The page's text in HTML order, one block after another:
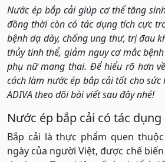
Nước ép bắp cải giúp cơ thể tăng
đồng thời còn có tác dụng tích cực
bệnh dạ dày, chống ung thư, trị đau
thủy tinh thể, giảm nguy cơ mắc
phụ nữ mang thai. Để hiểu rõ hơn
cách làm nước ép bắp cải tốt cho sức
ADIVA theo dõi bài viết sau đây nhé!
Nước ép bắp cải có tác dụng
Bắp cải là thực phẩm quen
ngày của người Việt, được chế